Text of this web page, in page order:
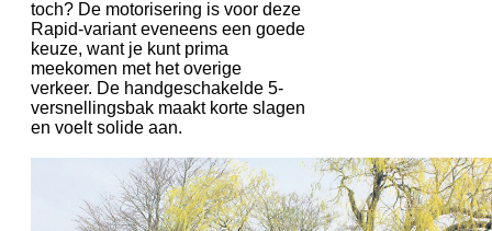
toch? De motorisering is voor deze
Rapid-variant eveneens een goede
keuze, want je kunt prima
meekomen met het overige
verkeer. De handgeschakelde 5-
versnellingsbak maakt korte slagen
en voelt solide aan.